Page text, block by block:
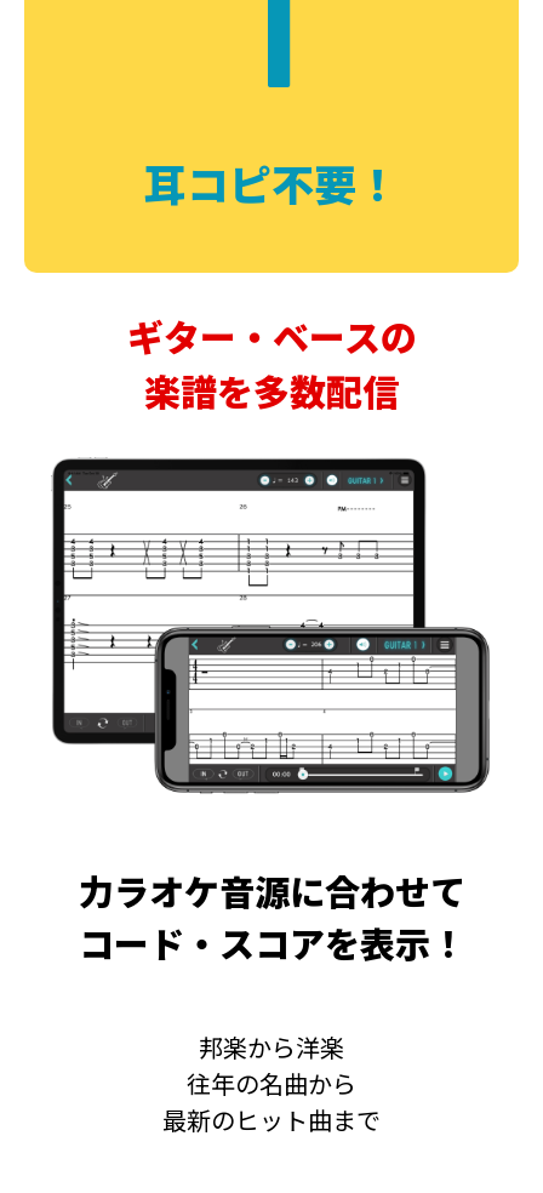
耳コピ不要！
ギター・ベースの
楽譜を多数配信
力ラオケ音源に合わせて
コード・スコアを表示！
邦楽から洋楽
往年の名曲から
最新のヒット曲まで